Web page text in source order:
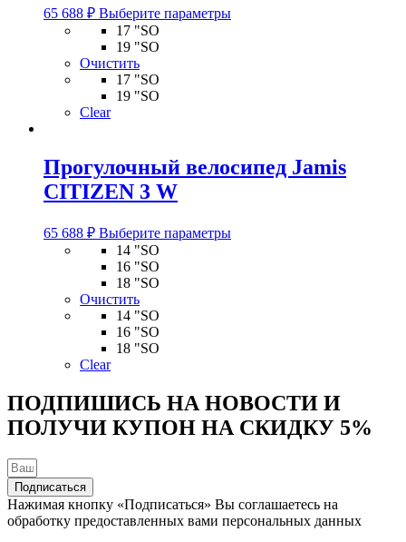
65 688 ₽ Выберите параметрыЭтот
товара.
17 "SO
19 "SO
Очистить
17 "SO
19 "SO
Clear
Прогулочный велосипед Jamis
CITIZEN 3 W
65 688 ₽ Выберите параметрыЭтот
товара.
14 "SO
16 "SO
18 "SO
Очистить
14 "SO
16 "SO
18 "SO
Clear
ПОДПИШИСЬ НА НОВОСТИ И
ПОЛУЧИ КУПОН НА СКИДКУ 5%
Подписаться
Нажимая кнопку «Подписаться» Вы соглашаетесь на
обработку предоставленных вами персональных данных